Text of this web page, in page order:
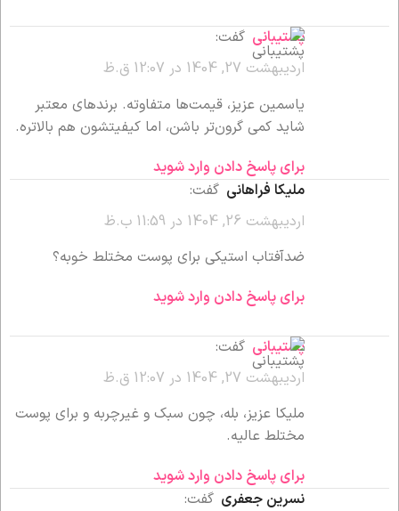
پشتیبانی گفت:
اردیبهشت 27, 1404 در 12:07 ق.ظ
یاسمین عزیز، قیمت‌ها متفاوته. برندهای معتبر
شاید کمی گرون‌تر باشن، اما کیفیتشون هم بالاتره.
برای پاسخ دادن وارد شوید
ملیکا فراهانی گفت:
اردیبهشت 26, 1404 در 11:59 ب.ظ
ضدآفتاب استیکی برای پوست مختلط خوبه؟
برای پاسخ دادن وارد شوید
پشتیبانی گفت:
اردیبهشت 27, 1404 در 12:07 ق.ظ
ملیکا عزیز، بله، چون سبک و غیرچربه و برای پوست
مختلط عالیه.
برای پاسخ دادن وارد شوید
نسرین جعفری گفت: